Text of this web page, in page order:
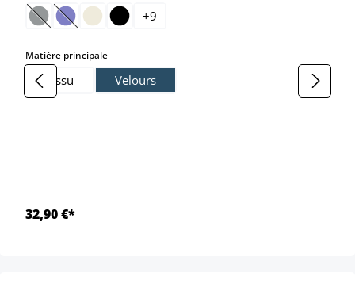
(Cette option n'est pas disponible pour le moment.)
(Cette option n'est pas disponible pour le moment.)
+9
Matière principaleselect
Tissu Velours
32,90 €*